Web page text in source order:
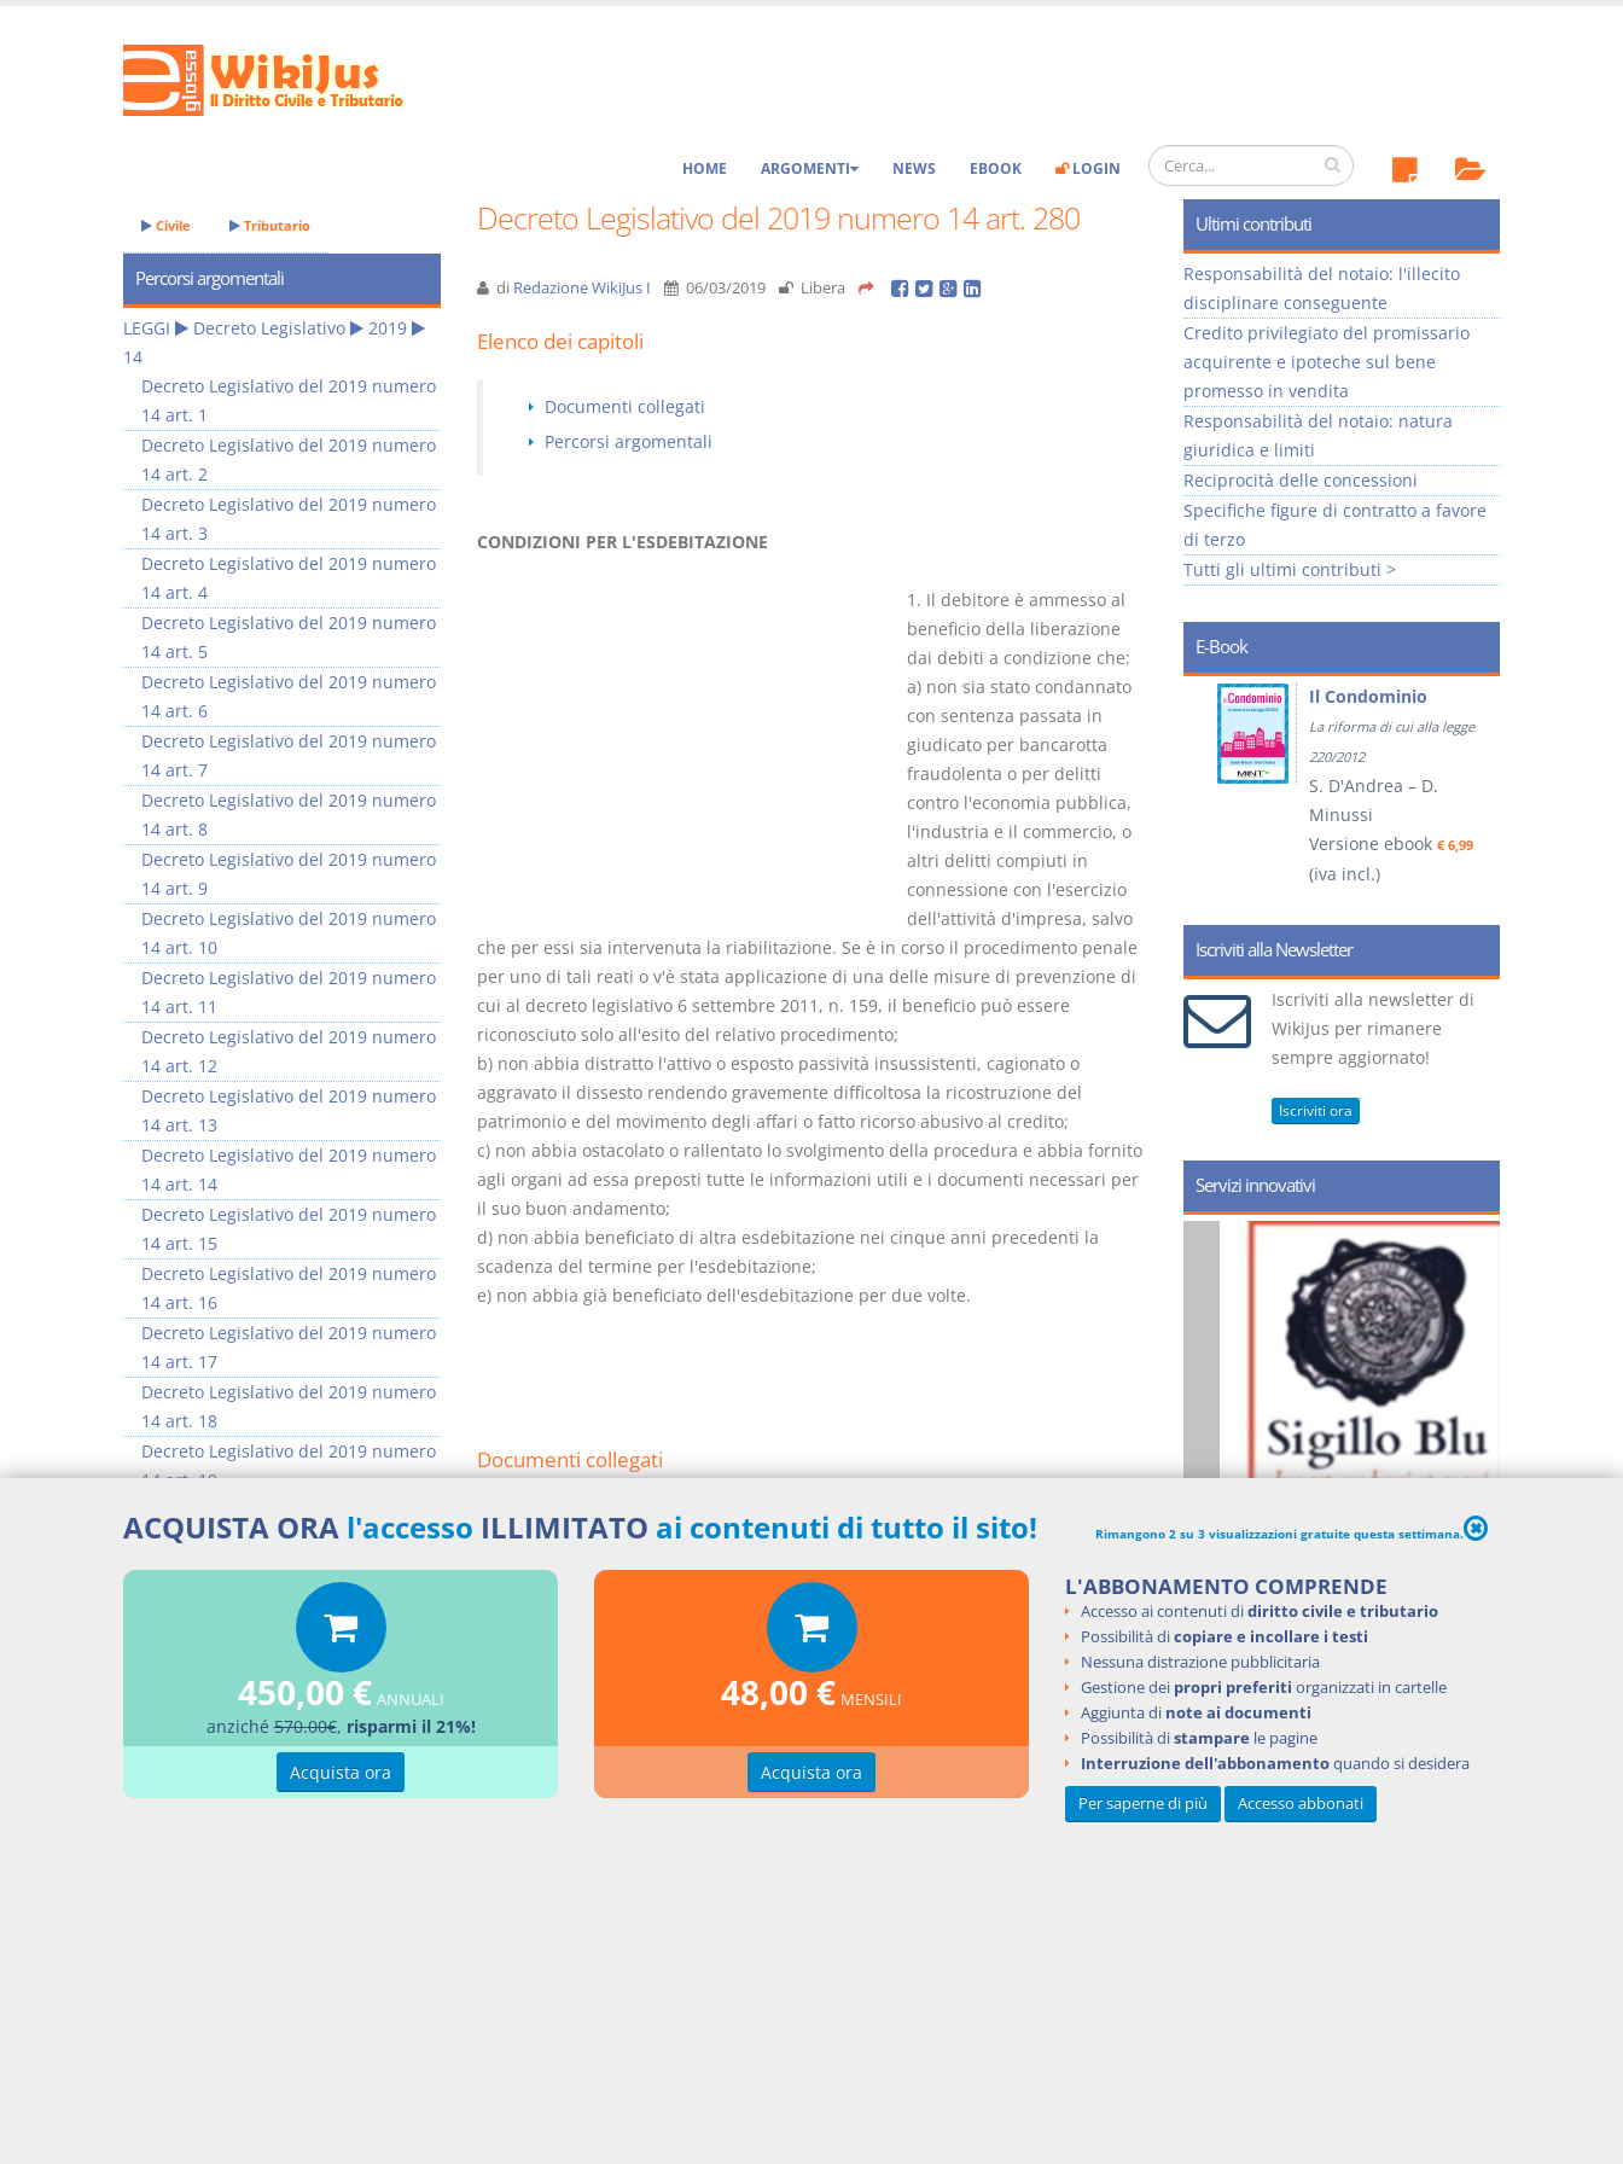
HOME ARGOMENTI NEWS EBOOK LOGIN
Decreto Legislativo del 2019 numero 14 art. 280
di Redazione WikiJus I 06/03/2019 Libera
Elenco dei capitoli
Documenti collegati
Percorsi argomentali
CONDIZIONI PER L'ESDEBITAZIONE
1. Il debitore è ammesso al
beneficio della liberazione
dai debiti a condizione che:
a) non sia stato condannato
con sentenza passata in
giudicato per bancarotta
fraudolenta o per delitti
contro l'economia pubblica,
l'industria e il commercio, o
altri delitti compiuti in
connessione con l'esercizio
dell'attività d'impresa, salvo
che per essi sia intervenuta la riabilitazione. Se è in corso il procedimento penale
per uno di tali reati o v'è stata applicazione di una delle misure di prevenzione di
cui al decreto legislativo 6 settembre 2011, n. 159, il beneficio può essere
riconosciuto solo all'esito del relativo procedimento;
b) non abbia distratto l'attivo o esposto passività insussistenti, cagionato o
aggravato il dissesto rendendo gravemente difficoltosa la ricostruzione del
patrimonio e del movimento degli affari o fatto ricorso abusivo al credito;
c) non abbia ostacolato o rallentato lo svolgimento della procedura e abbia fornito
agli organi ad essa preposti tutte le informazioni utili e i documenti necessari per
il suo buon andamento;
d) non abbia beneficiato di altra esdebitazione nei cinque anni precedenti la
scadenza del termine per l'esdebitazione;
e) non abbia già beneficiato dell'esdebitazione per due volte.
Documenti collegati
Decreto Legislativo del 2019 numero 14
2019 14
Civile Tributario
Percorsi argomentali
LEGGI Decreto Legislativo
2019
14
Decreto Legislativo del 2019 numero
14 art. 1
Decreto Legislativo del 2019 numero
14 art. 2
Decreto Legislativo del 2019 numero
14 art. 3
Decreto Legislativo del 2019 numero
14 art. 4
Decreto Legislativo del 2019 numero
14 art. 5
Decreto Legislativo del 2019 numero
14 art. 6
Decreto Legislativo del 2019 numero
14 art. 7
Decreto Legislativo del 2019 numero
14 art. 8
Decreto Legislativo del 2019 numero
14 art. 9
Decreto Legislativo del 2019 numero
14 art. 10
Decreto Legislativo del 2019 numero
14 art. 11
Decreto Legislativo del 2019 numero
14 art. 12
Decreto Legislativo del 2019 numero
14 art. 13
Decreto Legislativo del 2019 numero
14 art. 14
Decreto Legislativo del 2019 numero
14 art. 15
Decreto Legislativo del 2019 numero
14 art. 16
Decreto Legislativo del 2019 numero
14 art. 17
Decreto Legislativo del 2019 numero
14 art. 18
Decreto Legislativo del 2019 numero
14 art. 19
14 art. 20
>> Vai all'argomento completo
Ultimi contributi
Responsabilità del notaio: l'illecito
disciplinare conseguente
Credito privilegiato del promissario
acquirente e ipoteche sul bene
promesso in vendita
Responsabilità del notaio: natura
giuridica e limiti
Reciprocità delle concessioni
Specifiche figure di contratto a favore
di terzo
Tutti gli ultimi contributi >
E-Book
Usufrutto Uso e
Versione ebook€ 4,19
Prescrizione e
decadenza
D. Minussi
Versione ebook
(iva incl.)
I Singoli Contratti
D. Minussi
Versione ebook
(iva incl.)
Il Condominio
La riforma di cui alla legge
220/2012
S. D'Andrea – D.
Minussi
Versione ebook€ 6,99
(iva incl.)
Iscriviti alla Newsletter
Iscriviti alla newsletter di
WikiJus per rimanere
sempre aggiornato!
Iscriviti ora
Servizi innovativi
ACQUISTA ORA l'accesso ILLIMITATO ai contenuti di tutto il sito! Rimangono 2 su 3 visualizzazioni gratuite questa settimana.
450,00 € ANNUALI
anziché570.00€, risparmi il 21%!
Acquista ora
48,00 € MENSILI
Acquista ora
L'ABBONAMENTO COMPRENDE
Accesso ai contenuti didiritto civile e tributario
Possibilità dicopiare e incollare i testi
Nessuna distrazione pubblicitaria
Gestione dei propri preferiti organizzati in cartelle
Aggiunta di note ai documenti
Possibilità distampare le pagine
Interruzione dell'abbonamentoquando si desidera
Per saperne di più
Accesso abbonati